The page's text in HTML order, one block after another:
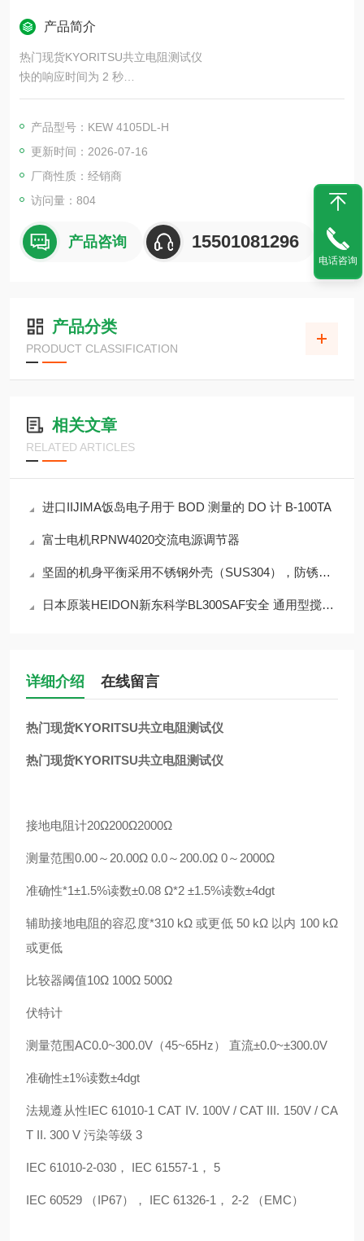
产品简介
热门现货KYORITSU共立电阻测试仪
快的响应时间为 2 秒
抗噪音！ 可测量高达 25 V 的接地电压
10,000 次连续测量
精密测量（3 极法）可以测量 A~D 类型，也支持
简单测量（2 极法）。
产品型号：KEW 4105DL-H
更新时间：2026-07-16
厂商性质：经销商
访问量：804
产品咨询 15501081296
产品分类
PRODUCT CLASSIFICATION
相关文章
RELATED ARTICLES
进口IIJIMA饭岛电子用于 BOD 测量的 DO 计 B-100TA
富士电机RPNW4020交流电源调节器
坚固的机身平衡采用不锈钢外壳（SUS304），防锈、耐腐蚀 CJ-820
日本原装HEIDON新东科学BL300SAF安全 通用型搅拌器
详细介绍 在线留言
热门现货KYORITSU共立电阻测试仪
热门现货KYORITSU共立电阻测试仪
接地电阻计20Ω200Ω2000Ω
测量范围0.00～20.00Ω 0.0～200.0Ω 0～2000Ω
准确性*1±1.5%读数±0.08 Ω*2 ±1.5%读数±4dgt
辅助接地电阻的容忍度*310 kΩ 或更低 50 kΩ 以内 100 kΩ
或更低
比较器阈值10Ω 100Ω 500Ω
伏特计
测量范围AC0.0~300.0V（45~65Hz） 直流±0.0~±300.0V
准确性±1%读数±4dgt
法规遵从性IEC 61010-1 CAT IV. 100V / CAT III. 150V / CA
T II. 300 V 污染等级 3
IEC 61010-2-030， IEC 61557-1， 5
IEC 60529 （IP67）， IEC 61326-1， 2-2 （EMC）
电话咨询